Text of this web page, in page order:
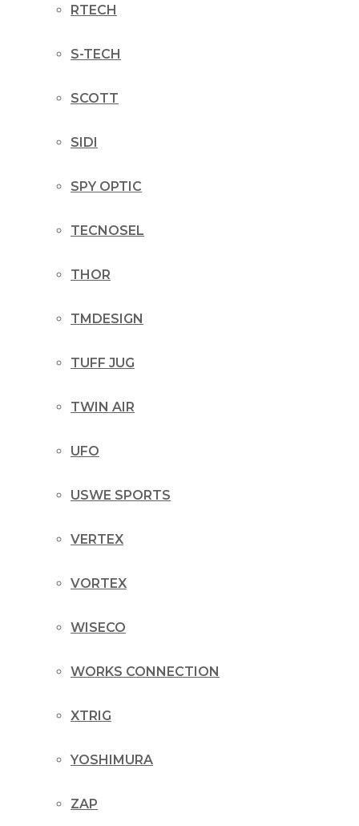
RTECH
S-TECH
SCOTT
SIDI
SPY OPTIC
TECNOSEL
THOR
TMDESIGN
TUFF JUG
TWIN AIR
UFO
USWE SPORTS
VERTEX
VORTEX
WISECO
WORKS CONNECTION
XTRIG
YOSHIMURA
ZAP